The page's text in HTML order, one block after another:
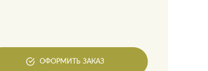
ОФОРМИТЬ ЗАКАЗ